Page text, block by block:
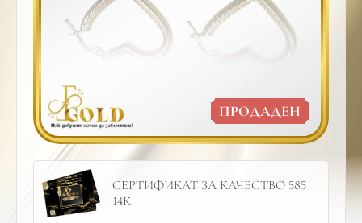
ПРОДАДЕН
СЕРТИФИКАТ ЗА КАЧЕСТВО 585
14К